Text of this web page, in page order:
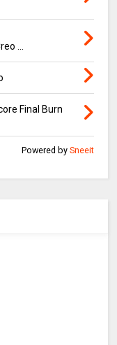
...
Final Burn
Powered by Sneeit